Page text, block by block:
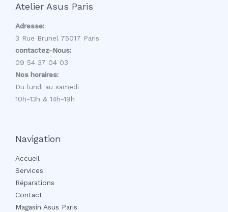
Atelier Asus Paris
Adresse:
3 Rue Brunel 75017 Paris
contactez-Nous:
09 54 37 04 03
Nos horaires:
Du lundi au samedi
10h-13h & 14h-19h
Navigation
Accueil
Services
Réparations
Contact
Magasin Asus Paris